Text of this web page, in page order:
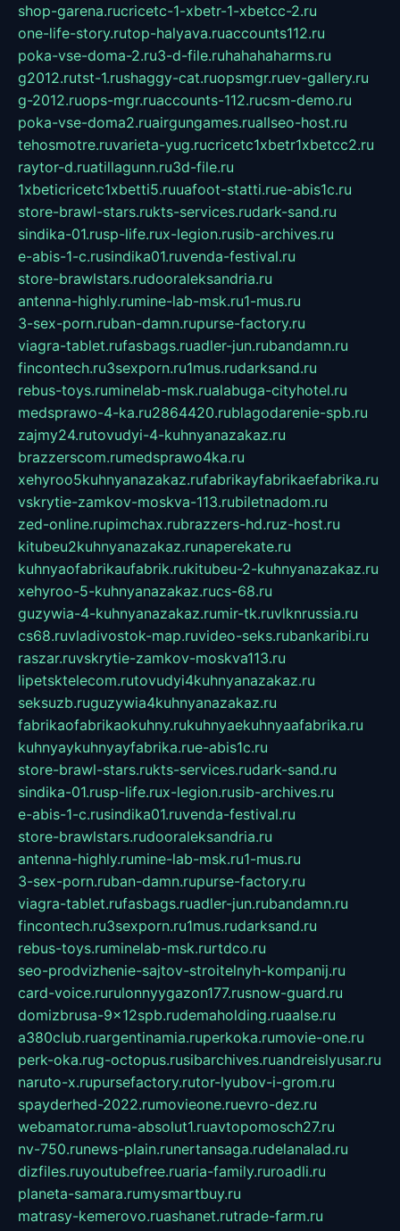
shop-garena.rucricetc-1-xbetr-1-xbetcc-2.ru
one-life-story.rutop-halyava.ruaccounts112.ru
poka-vse-doma-2.ru3-d-file.ruhahahaharms.ru
g2012.rutst-1.rushaggy-cat.ruopsmgr.ruev-gallery.ru
g-2012.ruops-mgr.ruaccounts-112.rucsm-demo.ru
poka-vse-doma2.ruairgungames.ruallseo-host.ru
tehosmotre.ruvarieta-yug.rucricetc1xbetr1xbetcc2.ru
raytor-d.ruatillagunn.ru3d-file.ru
1xbeticricetc1xbetti5.ruuafoot-statti.rue-abis1c.ru
store-brawl-stars.rukts-services.rudark-sand.ru
sindika-01.rusp-life.rux-legion.rusib-archives.ru
e-abis-1-c.rusindika01.ruvenda-festival.ru
store-brawlstars.rudooraleksandria.ru
antenna-highly.rumine-lab-msk.ru1-mus.ru
3-sex-porn.ruban-damn.rupurse-factory.ru
viagra-tablet.rufasbags.ruadler-jun.rubandamn.ru
fincontech.ru3sexporn.ru1mus.rudarksand.ru
rebus-toys.ruminelab-msk.rualabuga-cityhotel.ru
medsprawo-4-ka.ru2864420.rublagodarenie-spb.ru
zajmy24.rutovudyi-4-kuhnyanazakaz.ru
brazzerscom.rumedsprawo4ka.ru
xehyroo5kuhnyanazakaz.rufabrikayfabrikaefabrika.ru
vskrytie-zamkov-moskva-113.rubiletnadom.ru
zed-online.rupimchax.rubrazzers-hd.ruz-host.ru
kitubeu2kuhnyanazakaz.runaperekate.ru
kuhnyaofabrikaufabrik.rukitubeu-2-kuhnyanazakaz.ru
xehyroo-5-kuhnyanazakaz.rucs-68.ru
guzywia-4-kuhnyanazakaz.rumir-tk.ruvlknrussia.ru
cs68.ruvladivostok-map.ruvideo-seks.rubankaribi.ru
raszar.ruvskrytie-zamkov-moskva113.ru
lipetsktelecom.rutovudyi4kuhnyanazakaz.ru
seksuzb.ruguzywia4kuhnyanazakaz.ru
fabrikaofabrikaokuhny.rukuhnyaekuhnyaafabrika.ru
kuhnyaykuhnyayfabrika.rue-abis1c.ru
store-brawl-stars.rukts-services.rudark-sand.ru
sindika-01.rusp-life.rux-legion.rusib-archives.ru
e-abis-1-c.rusindika01.ruvenda-festival.ru
store-brawlstars.rudooraleksandria.ru
antenna-highly.rumine-lab-msk.ru1-mus.ru
3-sex-porn.ruban-damn.rupurse-factory.ru
viagra-tablet.rufasbags.ruadler-jun.rubandamn.ru
fincontech.ru3sexporn.ru1mus.rudarksand.ru
rebus-toys.ruminelab-msk.rurtdco.ru
seo-prodvizhenie-sajtov-stroitelnyh-kompanij.ru
card-voice.rurulonnyygazon177.rusnow-guard.ru
domizbrusa-9x12spb.rudemaholding.ruaalse.ru
a380club.ruargentinamia.ruperkoka.rumovie-one.ru
perk-oka.rug-octopus.rusibarchives.ruandreislyusar.ru
naruto-x.rupursefactory.rutor-lyubov-i-grom.ru
spayderhed-2022.rumovieone.ruevro-dez.ru
webamator.ruma-absolut1.ruavtopomosch27.ru
nv-750.runews-plain.runertansaga.rudelanalad.ru
dizfiles.ruyoutubefree.ruaria-family.ruroadli.ru
planeta-samara.rumysmartbuy.ru
matrasy-kemerovo.ruashanet.rutrade-farm.ru